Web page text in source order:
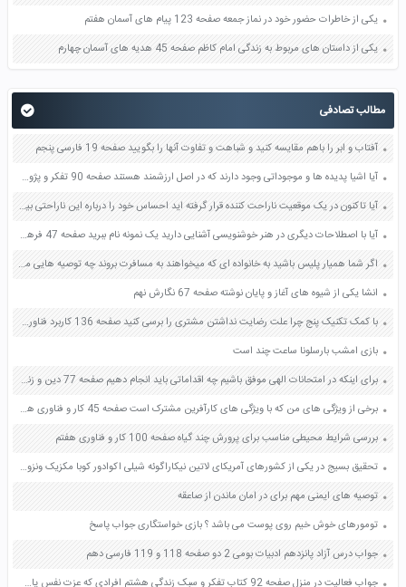
یکی از خاطرات حضور خود در نماز جمعه صفحه 123 پیام های آسمان هفتم
یکی از داستان های مربوط به زندگی امام کاظم صفحه 45 هدیه های آسمان چهارم
مطالب تصادفی
آفتاب و ابر را باهم مقایسه کنید و شباهت و تفاوت آنها را بگویید صفحه 19 فارسی پنجم
آیا اشیا پدیده ها و موجوداتی وجود دارند که در اصل ارزشمند هستند صفحه 90 تفکر و پژوهش ششم
آیا تاکنون در یک موقعیت ناراحت کننده قرار گرفته اید احساس خود را درباره این ناراحتی بیان کنید درجه و شدت این ناراحتی تا چه مقدار بوده است صفحه 102 کتاب تفکر و سبک زندگی هشتم
آیا با اصطلاحات دیگری در هنر خوشنویسی آشنایی دارید یک نمونه نام ببرید صفحه 47 فرهنگ و هنر هفتم
اگر شما همیار پلیس باشید به خانواده ای که میخواهند به مسافرت بروند چه توصیه هایی می کنید صفحه 54 مطالعات اجتماعی پنجم
انشا یکی از شیوه های آغاز و پایان نوشته صفحه 67 نگارش نهم
با کمک تکنیک پنج چرا علت رضایت نداشتن مشتری را برسی کنید صفحه 136 کاربرد فناوری های نوین یازدهم
بازی امشب بارسلونا ساعت چند است
برای اینکه در امتحانات الهی موفق باشیم چه اقداماتی باید انجام دهیم صفحه 77 دین و زندگی دوازدهم
برخی از ویژگی های من که با ویژگی های کارآفرین مشترک است صفحه 45 کار و فناوری هفتم
بررسی شرایط محیطی مناسب برای پرورش چند گیاه صفحه 100 کار و فناوری هفتم
تحقیق بسیج در یکی از کشورهای آمریکای لاتین نیکاراگوئه شیلی اکوادور کوبا مکزیک ونزوئلا بولیوی صفحه 29 آمادگی دفاعی دهم
توصیه های ایمنی مهم برای در امان ماندن از صاعقه
تومورهای خوش خیم روی پوست می باشد ؟ بازی خواستگاری جواب پاسخ
جواب درس آزاد پانزدهم ادبیات بومی 2 دو صفحه 118 و 119 فارسی دهم
جواب فعالیت در منزل صفحه 92 کتاب تفکر و سبک زندگی هشتم افرادی که عزت نفس پایینی دارند